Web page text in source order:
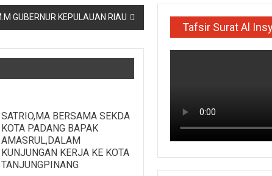
GUBERNUR KEPULAUAN RIAU
SATRIO,MA BERSAMA SEKDA
KOTA PADANG BAPAK
AMASRUL,DALAM
KUNJUNGAN KERJA KE KOTA
TANJUNGPINANG
Tafsir Surat Al